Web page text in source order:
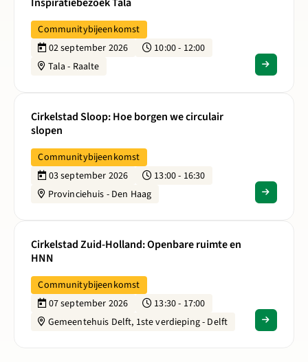
Communitybijeenkomst
02 september 2026
10:00 - 12:00
Tala - Raalte
Cirkelstad Sloop: Hoe borgen we circulair
slopen
Communitybijeenkomst
03 september 2026
13:00 - 16:30
Provinciehuis - Den Haag
Cirkelstad Zuid-Holland: Openbare ruimte en
HNN
Communitybijeenkomst
07 september 2026
13:30 - 17:00
Gemeentehuis Delft, 1ste verdieping - Delft